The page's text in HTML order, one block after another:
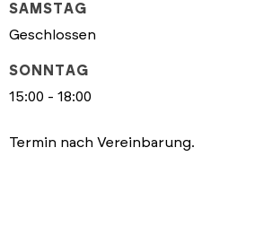
SAMSTAG
Geschlossen
SONNTAG
15:00 - 18:00
Termin nach Vereinbarung.